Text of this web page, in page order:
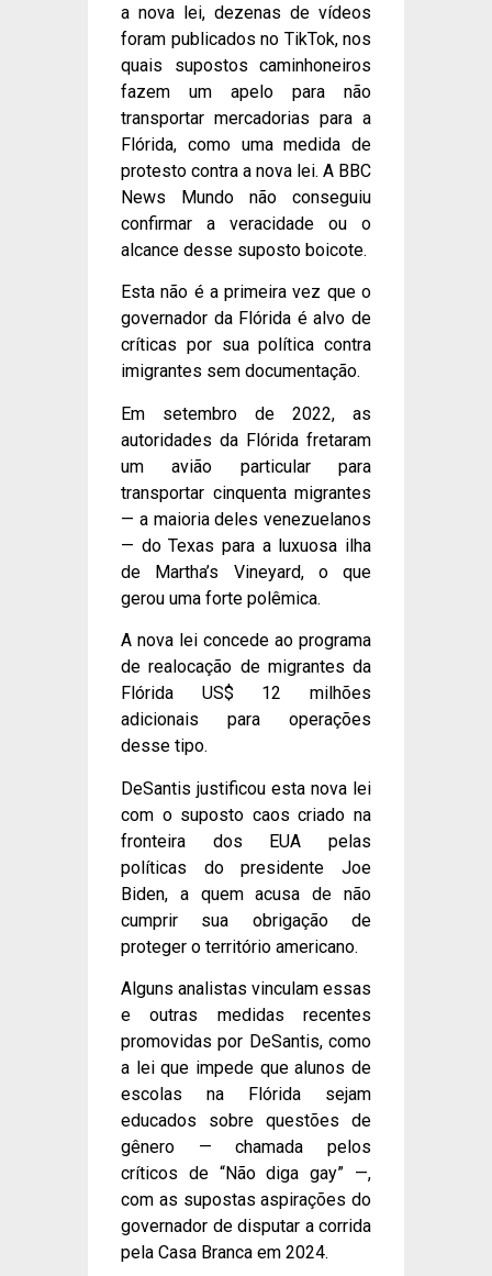
a nova lei, dezenas de vídeos
foram publicados no TikTok, nos
quais supostos caminhoneiros
fazem um apelo para não
transportar mercadorias para a
Flórida, como uma medida de
protesto contra a nova lei. A BBC
News Mundo não conseguiu
confirmar a veracidade ou o
alcance desse suposto boicote.
Esta não é a primeira vez que o
governador da Flórida é alvo de
críticas por sua política contra
imigrantes sem documentação.
Em setembro de 2022, as
autoridades da Flórida fretaram
um avião particular para
transportar cinquenta migrantes
— a maioria deles venezuelanos
— do Texas para a luxuosa ilha
de Martha’s Vineyard, o que
gerou uma forte polêmica.
A nova lei concede ao programa
de realocação de migrantes da
Flórida US$ 12 milhões
adicionais para operações
desse tipo.
DeSantis justificou esta nova lei
com o suposto caos criado na
fronteira dos EUA pelas
políticas do presidente Joe
Biden, a quem acusa de não
cumprir sua obrigação de
proteger o território americano.
Alguns analistas vinculam essas
e outras medidas recentes
promovidas por DeSantis, como
a lei que impede que alunos de
escolas na Flórida sejam
educados sobre questões de
gênero — chamada pelos
críticos de “Não diga gay” —,
com as supostas aspirações do
governador de disputar a corrida
pela Casa Branca em 2024.